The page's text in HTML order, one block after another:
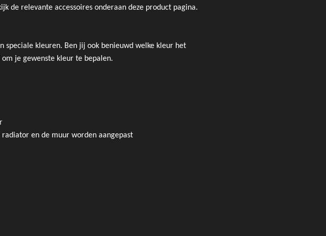
de relevante accessoires onderaan deze product pagina.
speciale kleuren. Ben jij ook benieuwd welke kleur het
je gewenste kleur te bepalen.
radiator en de muur worden aangepast